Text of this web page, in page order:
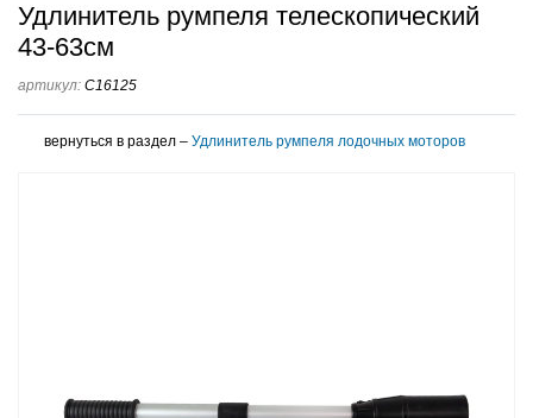
Удлинитель румпеля телескопический
43-63см
артикул: C16125
вернуться в раздел – Удлинитель румпеля лодочных моторов